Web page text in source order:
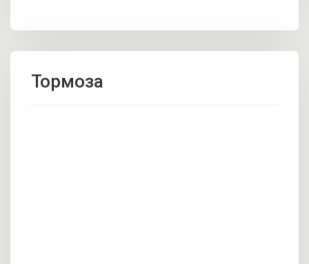
Тормоза